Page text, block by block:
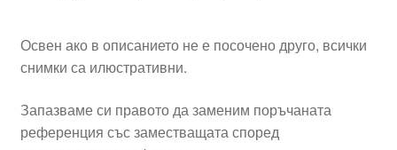
Освен ако в описанието не е посочено друго, всички
снимки са илюстративни.
Запазваме си правото да заменим поръчаната
референция със заместващата според